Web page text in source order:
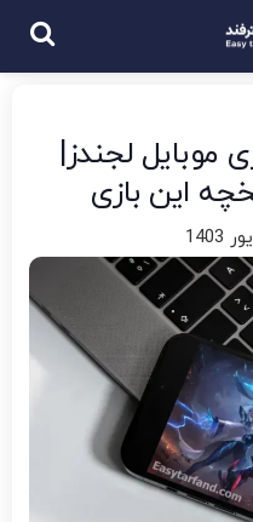
موبایل لجندز|
این بازی